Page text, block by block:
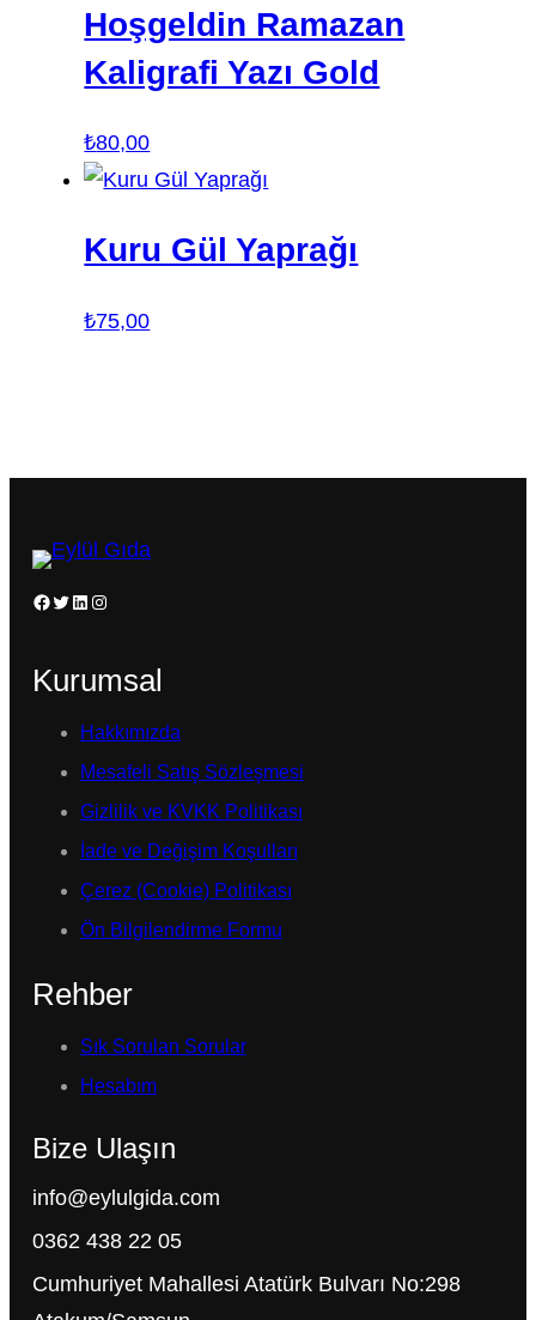
Hoşgeldin Ramazan
Kaligrafi Yazı Gold
₺80,00
Kuru Gül Yaprağı
₺75,00
Facebook Twitter LinkedIn Instagram
Kurumsal
Hakkımızda
Mesafeli Satış Sözleşmesi
Gizlilik ve KVKK Politikası
İade ve Değişim Koşulları
Çerez (Cookie) Politikası
Ön Bilgilendirme Formu
Rehber
Sık Sorulan Sorular
Hesabım
Bize Ulaşın
info@eylulgida.com
0362 438 22 05
Cumhuriyet Mahallesi Atatürk Bulvarı No:298